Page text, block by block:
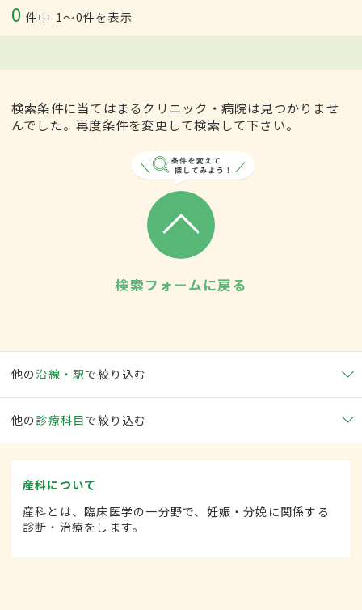
0 件中 1〜0件を表示
検索条件に当てはまるクリニック・病院は見つかりませ
んでした。再度条件を変更して検索して下さい。
検索フォームに戻る
他の沿線・駅で絞り込む
他の 診療科目で絞り込む
産科について
産科とは、臨床医学の一分野で、妊娠・分娩に関係する
診断・治療をします。